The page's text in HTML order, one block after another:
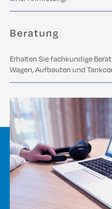
Beratung
Erhalten Sie fachkundige
Wagen, Aufbauten und